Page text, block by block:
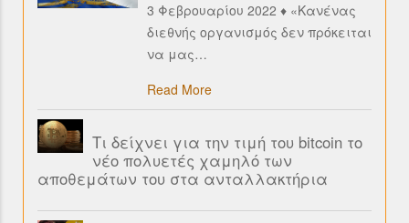
3 Φεβρουαρίου 2022 ♦ «Κανένας
διεθνής οργανισμός δεν πρόκειται
να μας…
Read More
Τι δείχνει για την τιμή του bitcoin το
νέο πολυετές χαμηλό των
αποθεμάτων του στα ανταλλακτήρια